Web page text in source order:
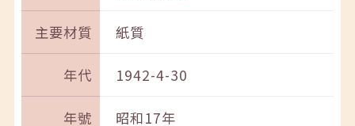
主要材質 紙質
年代 1942-4-30
年號 昭和17年